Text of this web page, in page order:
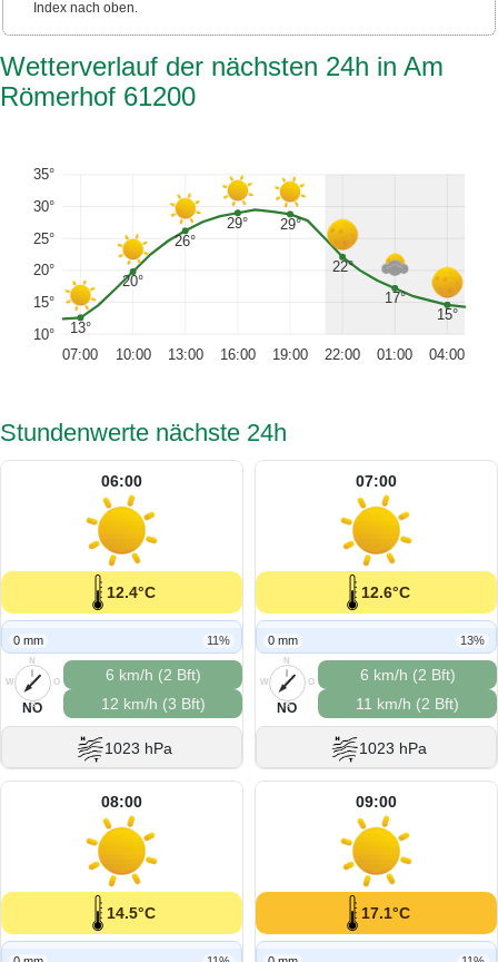
Index nach oben.
Wetterverlauf der nächsten 24h in Am
Römerhof 61200
10°
15°
20°
25°
30°
35°
13°
20°
26°
29° 29°
22°
17°
15°
07:00 10:00 13:00 16:00 19:00 22:00 01:00 04:00
Stundenwerte nächste 24h
06:00
12.4°C
0 mm 11%
N
O
S
W
NO
6 km/h (2 Bft)
12 km/h (3 Bft)
1023 hPa
07:00
12.6°C
0 mm 13%
N
O
S
W
NO
6 km/h (2 Bft)
11 km/h (2 Bft)
1023 hPa
08:00
14.5°C
09:00
17.1°C